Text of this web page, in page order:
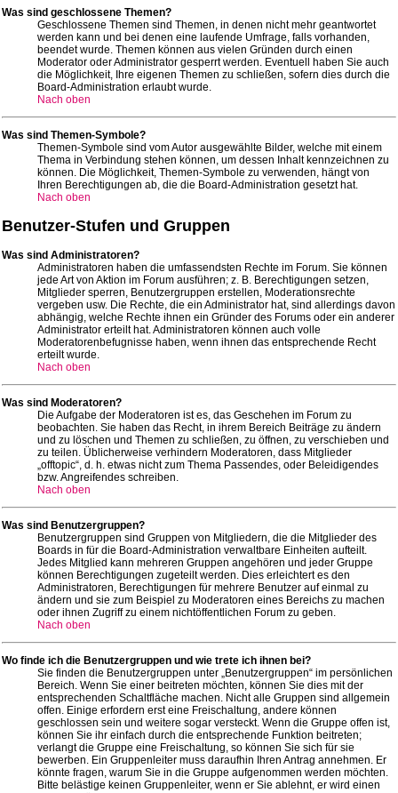
Was sind geschlossene Themen?
Geschlossene Themen sind Themen, in denen nicht mehr geantwortet
werden kann und bei denen eine laufende Umfrage, falls vorhanden,
beendet wurde. Themen können aus vielen Gründen durch einen
Moderator oder Administrator gesperrt werden. Eventuell haben Sie auch
die Möglichkeit, Ihre eigenen Themen zu schließen, sofern dies durch die
Board-Administration erlaubt wurde.
Nach oben
Was sind Themen-Symbole?
Themen-Symbole sind vom Autor ausgewählte Bilder, welche mit einem
Thema in Verbindung stehen können, um dessen Inhalt kennzeichnen zu
können. Die Möglichkeit, Themen-Symbole zu verwenden, hängt von
Ihren Berechtigungen ab, die die Board-Administration gesetzt hat.
Nach oben
Benutzer-Stufen und Gruppen
Was sind Administratoren?
Administratoren haben die umfassendsten Rechte im Forum. Sie können
jede Art von Aktion im Forum ausführen; z. B. Berechtigungen setzen,
Mitglieder sperren, Benutzergruppen erstellen, Moderationsrechte
vergeben usw. Die Rechte, die ein Administrator hat, sind allerdings davon
abhängig, welche Rechte ihnen ein Gründer des Forums oder ein anderer
Administrator erteilt hat. Administratoren können auch volle
Moderatorenbefugnisse haben, wenn ihnen das entsprechende Recht
erteilt wurde.
Nach oben
Was sind Moderatoren?
Die Aufgabe der Moderatoren ist es, das Geschehen im Forum zu
beobachten. Sie haben das Recht, in ihrem Bereich Beiträge zu ändern
und zu löschen und Themen zu schließen, zu öffnen, zu verschieben und
zu teilen. Üblicherweise verhindern Moderatoren, dass Mitglieder
„offtopic“, d. h. etwas nicht zum Thema Passendes, oder Beleidigendes
bzw. Angreifendes schreiben.
Nach oben
Was sind Benutzergruppen?
Benutzergruppen sind Gruppen von Mitgliedern, die die Mitglieder des
Boards in für die Board-Administration verwaltbare Einheiten aufteilt.
Jedes Mitglied kann mehreren Gruppen angehören und jeder Gruppe
können Berechtigungen zugeteilt werden. Dies erleichtert es den
Administratoren, Berechtigungen für mehrere Benutzer auf einmal zu
ändern und sie zum Beispiel zu Moderatoren eines Bereichs zu machen
oder ihnen Zugriff zu einem nichtöffentlichen Forum zu geben.
Nach oben
Wo finde ich die Benutzergruppen und wie trete ich ihnen bei?
Sie finden die Benutzergruppen unter „Benutzergruppen“ im persönlichen
Bereich. Wenn Sie einer beitreten möchten, können Sie dies mit der
entsprechenden Schaltfläche machen. Nicht alle Gruppen sind allgemein
offen. Einige erfordern erst eine Freischaltung, andere können
geschlossen sein und weitere sogar versteckt. Wenn die Gruppe offen ist,
können Sie ihr einfach durch die entsprechende Funktion beitreten;
verlangt die Gruppe eine Freischaltung, so können Sie sich für sie
bewerben. Ein Gruppenleiter muss daraufhin Ihren Antrag annehmen. Er
könnte fragen, warum Sie in die Gruppe aufgenommen werden möchten.
Bitte belästige keinen Gruppenleiter, wenn er Sie ablehnt, er wird einen